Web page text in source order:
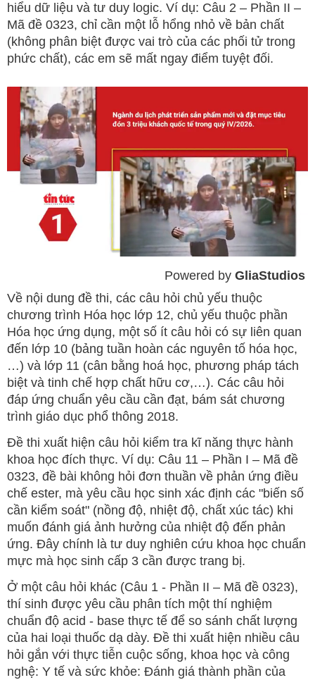
hiểu dữ liệu và tư duy logic. Ví dụ: Câu 2 – Phần II –
Mã đề 0323, chỉ cần một lỗ hổng nhỏ về bản chất
(không phân biệt được vai trò của các phối tử trong
phức chất), các em sẽ mất ngay điểm tuyệt đối.
Powered by GliaStudios
Về nội dung đề thi, các câu hỏi chủ yếu thuộc
chương trình Hóa học lớp 12, chủ yếu thuộc phần
Hóa học ứng dụng, một số ít câu hỏi có sự liên quan
đến lớp 10 (bảng tuần hoàn các nguyên tố hóa học,
…) và lớp 11 (cân bằng hoá học, phương pháp tách
biệt và tinh chế hợp chất hữu cơ,…). Các câu hỏi
đáp ứng chuẩn yêu cầu cần đạt, bám sát chương
trình giáo dục phổ thông 2018.
Đề thi xuất hiện câu hỏi kiểm tra kĩ năng thực hành
khoa học đích thực. Ví dụ: Câu 11 – Phần I – Mã đề
0323, đề bài không hỏi đơn thuần về phản ứng điều
chế ester, mà yêu cầu học sinh xác định các "biến số
cần kiểm soát" (nồng độ, nhiệt độ, chất xúc tác) khi
muốn đánh giá ảnh hưởng của nhiệt độ đến phản
ứng. Đây chính là tư duy nghiên cứu khoa học chuẩn
mực mà học sinh cấp 3 cần được trang bị.
Ở một câu hỏi khác (Câu 1 - Phần II – Mã đề 0323),
thí sinh được yêu cầu phân tích một thí nghiệm
chuẩn độ acid - base thực tế để so sánh chất lượng
của hai loại thuốc dạ dày. Đề thi xuất hiện nhiều câu
hỏi gắn với thực tiễn cuộc sống, khoa học và công
nghệ: Y tế và sức khỏe: Đánh giá thành phần của